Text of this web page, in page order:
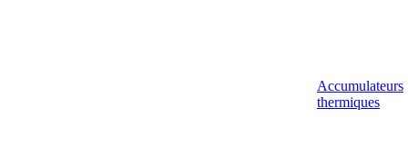
Accumulateurs
thermiques